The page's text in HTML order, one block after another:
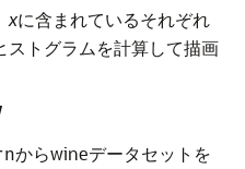
xに含まれているそれぞれ
ストグラムを計算して描画
からwineデータセットを